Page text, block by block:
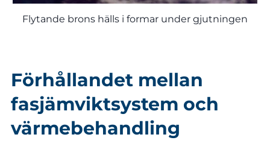
Flytande brons hälls i formar under gjutningen
Förhållandet mellan
fasjämviktsystem och
värmebehandling